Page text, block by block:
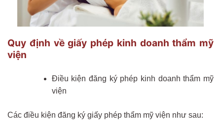
Quy định về giấy phép kinh doanh thẩm mỹ
viện
Điều kiện đăng ký phép kinh doanh thẩm mỹ
viện
Các điều kiện đăng ký giấy phép thẩm mỹ viện như sau: